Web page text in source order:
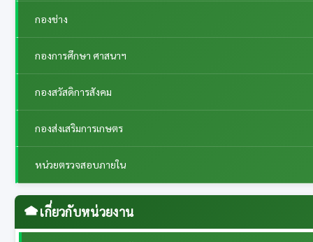
กองช่าง
กองการศึกษา ศาสนาฯ
กองสวัสดิการสังคม
กองส่งเสริมการเกษตร
หน่วยตรวจสอบภายใน
เกี่ยวกับหน่วยงาน